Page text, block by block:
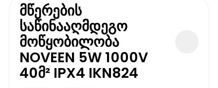
მწერების
საწინააღმდეგო
მოწყობილობა
NOVEEN 5W 1000V
40მ² IPX4 IKN824